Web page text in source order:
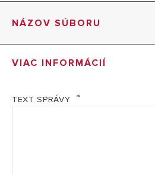
TECHNICKÁ SPECIFIKACE: MOBIS
Modely
Erp trieda
NÁZOV SÚBORU
MI Informácie o výrobcovi SK
VIAC INFORMÁCIÍ
TEXT SPRÁVY